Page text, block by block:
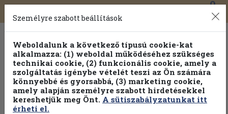
Toggle
navigation
0
Személyre szabott beállítások
Weboldalunk a következő típusú cookie-kat
alkalmazza: (1) weboldal működéséhez szükséges
technikai cookie, (2) funkcionális cookie, amely a
szolgáltatás igénybe vételét teszi az Ön számára
könnyebbé és gyorsabbá, (3) marketing cookie,
amely alapján személyre szabott hirdetésekkel
kereshetjük meg Önt. A sütiszabályzatunkat itt
érheti el.